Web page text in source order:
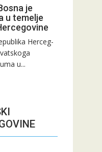
je
u temelje
Herceg-
u...